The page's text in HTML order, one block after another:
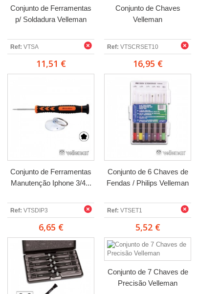
Conjunto de Ferramentas
p/ Soldadura Velleman
Ref: VTSA
11,51 €
Conjunto de Chaves
Velleman
Ref: VTSCRSET10
16,95 €
Conjunto de Ferramentas
Manutenção Iphone 3/4...
Ref: VTSDIP3
6,65 €
Conjunto de 6 Chaves de
Fendas / Philips Velleman
Ref: VTSET1
5,52 €
Conjunto de 7 Chaves de
Precisão Velleman